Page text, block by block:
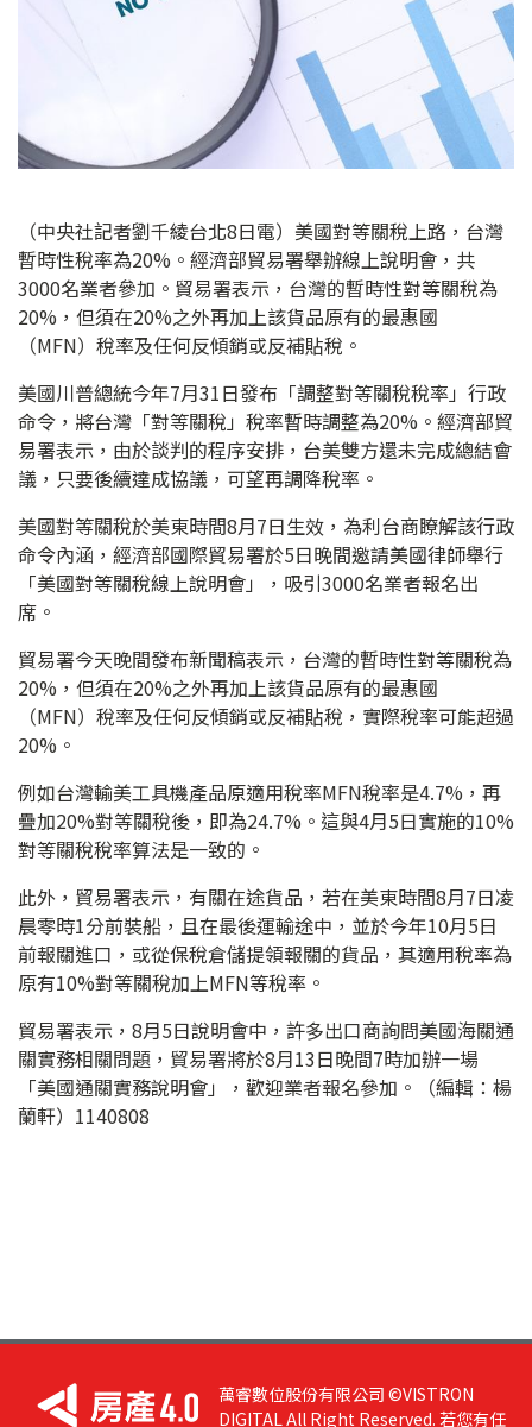
（中央社記者劉千綾台北8日電）美國對等關稅上路，台灣
暫時性稅率為20%。經濟部貿易署舉辦線上說明會，共
3000名業者參加。貿易署表示，台灣的暫時性對等關稅為
20%，但須在20%之外再加上該貨品原有的最惠國
（MFN）稅率及任何反傾銷或反補貼稅。
美國川普總統今年7月31日發布「調整對等關稅稅率」行政
命令，將台灣「對等關稅」稅率暫時調整為20%。經濟部貿
易署表示，由於談判的程序安排，台美雙方還未完成總結會
議，只要後續達成協議，可望再調降稅率。
美國對等關稅於美東時間8月7日生效，為利台商瞭解該行政
命令內涵，經濟部國際貿易署於5日晚間邀請美國律師舉行
「美國對等關稅線上說明會」，吸引3000名業者報名出
席。
貿易署今天晚間發布新聞稿表示，台灣的暫時性對等關稅為
20%，但須在20%之外再加上該貨品原有的最惠國
（MFN）稅率及任何反傾銷或反補貼稅，實際稅率可能超過
20%。
例如台灣輸美工具機產品原適用稅率MFN稅率是4.7%，再
疊加20%對等關稅後，即為24.7%。這與4月5日實施的10%
對等關稅稅率算法是一致的。
此外，貿易署表示，有關在途貨品，若在美東時間8月7日凌
晨零時1分前裝船，且在最後運輸途中，並於今年10月5日
前報關進口，或從保稅倉儲提領報關的貨品，其適用稅率為
原有10%對等關稅加上MFN等稅率。
貿易署表示，8月5日說明會中，許多出口商詢問美國海關通
關實務相關問題，貿易署將於8月13日晚間7時加辦一場
「美國通關實務說明會」，歡迎業者報名參加。（編輯：楊
蘭軒）1140808
萬睿數位股份有限公司 ©VISTRON
DIGITAL All Right Reserved. 若您有任